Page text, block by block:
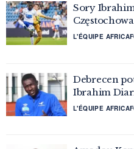
Sory
Częstochowa
L'ÉQUIPE
Debrecen
Ibrahim
L'ÉQUIPE